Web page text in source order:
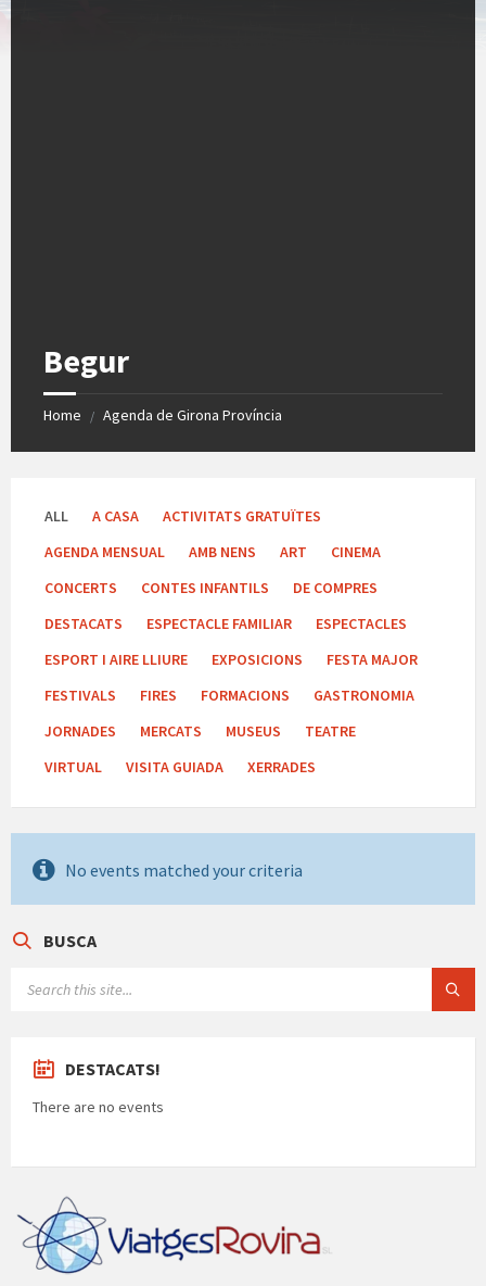
Begur
Home / Agenda de Girona Província
ALL A CASA
ACTIVITATS GRATUÏTES
AGENDA MENSUAL
AMB NENS ART
CINEMA
CONCERTS
CONTES INFANTILS
DE COMPRES
DESTACATS
ESPECTACLE FAMILIAR
ESPECTACLES
ESPORT I AIRE LLIURE
EXPOSICIONS
FESTA MAJOR
FESTIVALS
FIRES FORMACIONS
GASTRONOMIA
JORNADES
MERCATS MUSEUS
TEATRE
VIRTUAL
VISITA GUIADA XERRADES
No events matched your criteria
BUSCA
DESTACATS!
There are no events